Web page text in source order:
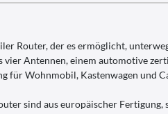
Router, der es ermöglicht,
vier Antennen, einem automotive
für Wohnmobil, Kastenwagen und
sind aus europäischer